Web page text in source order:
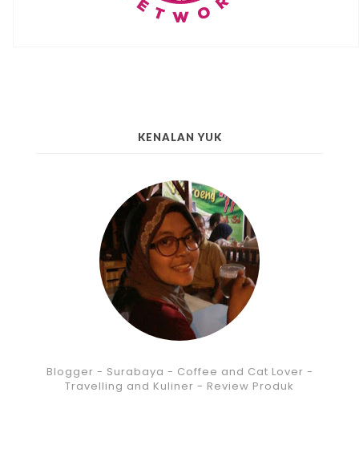
KENALAN YUK
Blogger - Surabaya - Coffee and Cat Lover -
Travelling and Kuliner - Review Produk